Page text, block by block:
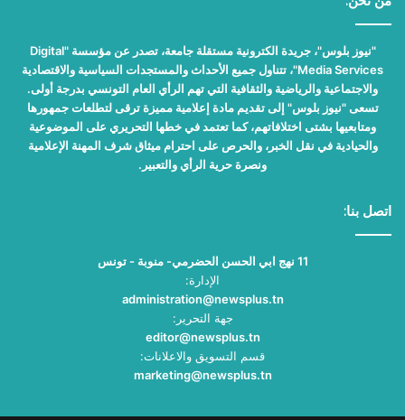
"نيوز بلوس"، جريدة الكترونية مستقلة جامعة، تصدر عن مؤسسة "Digital
Media Services"، تتناول جميع الأحداث والمستجدات السياسية والاقتصادية
والاجتماعية والرياضية والثقافية التي تهم الرأي العام التونسي بدرجة أولى.
تسعى "نيوز بلوس" إلى تقديم مادة إعلامية مميزة ترقى لتطلعات جمهورها
ومتابعيها بشتى اختلافاتهم، كما تعتمد في خطها التحريري على الموضوعية
والحيادية في نقل الخبر، والحرص على احترام ميثاق شرف المهنة الإعلامية
ونصرة حرية الرأي والتعبير.
اتصل بنا:
11 نهج ابي الحسن الحضرمي- منوبة - تونس
الإدارة:
administration@newsplus.tn
جهة التحرير:
editor@newsplus.tn
قسم التسويق والاعلانات:
marketing@newsplus.tn